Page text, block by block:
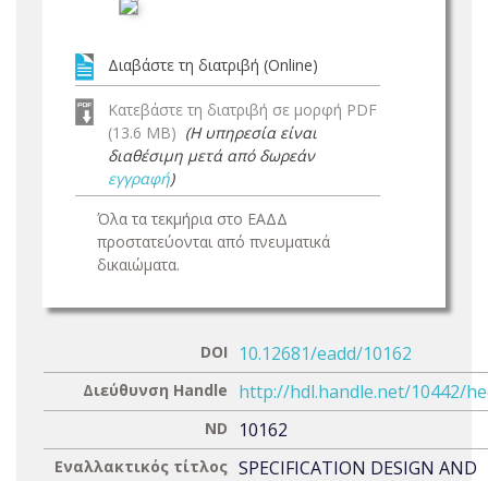
Διαβάστε τη διατριβή (Online)
Κατεβάστε τη διατριβή σε μορφή PDF
(13.6 MB) (Η υπηρεσία είναι
διαθέσιμη μετά από δωρεάν
εγγραφή)
Όλα τα τεκμήρια στο ΕΑΔΔ
προστατεύονται από πνευματικά
δικαιώματα.
DOI 10.12681/eadd/10162
Διεύθυνση Handle http://hdl.handle.net/10442/
ND 10162
Εναλλακτικός τίτλος SPECIFICATION DESIGN AND